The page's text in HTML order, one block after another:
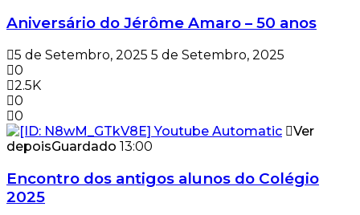
Aniversário do Jérôme Amaro – 50 anos
5 de Setembro, 2025 5 de Setembro, 2025
0
2.5K
0
0
Ver
depoisGuardado 13:00
Encontro dos antigos alunos do Colégio
2025